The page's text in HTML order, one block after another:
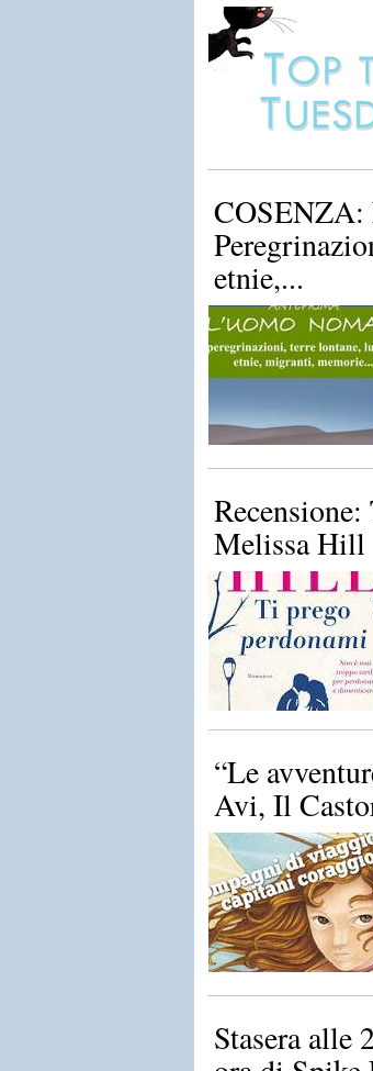
COSENZA:
etnie,...
Melissa Hill
“Le
Avi, Il
Stasera alle